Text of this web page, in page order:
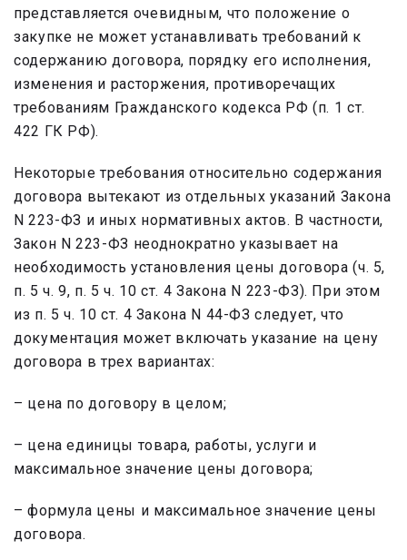
представляется очевидным, что положение о
закупке не может устанавливать требований к
содержанию договора, порядку его исполнения,
изменения и расторжения, противоречащих
требованиям Гражданского кодекса РФ (п. 1 ст.
422 ГК РФ).
Некоторые требования относительно содержания
договора вытекают из отдельных указаний Закона
N 223-ФЗ и иных нормативных актов. В частности,
Закон N 223-ФЗ неоднократно указывает на
необходимость установления цены договора (ч. 5,
п. 5 ч. 9, п. 5 ч. 10 ст. 4 Закона N 223-ФЗ). При этом
из п. 5 ч. 10 ст. 4 Закона N 44-ФЗ следует, что
документация может включать указание на цену
договора в трех вариантах:
– цена по договору в целом;
– цена единицы товара, работы, услуги и
максимальное значение цены договора;
– формула цены и максимальное значение цены
договора.